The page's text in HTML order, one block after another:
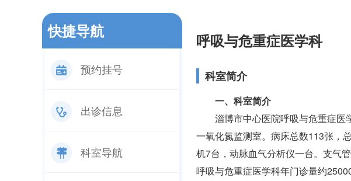
快捷导航
预约挂号
出诊信息
科室导航
呼吸与危重症医学科
科室简介
一、科室简介
淄博市中心医院呼吸与危重症
一氧化氮监测室。病床总数113张，
机7台，动脉血气分析仪一台。支气
呼吸与危重症医学科年门诊量约